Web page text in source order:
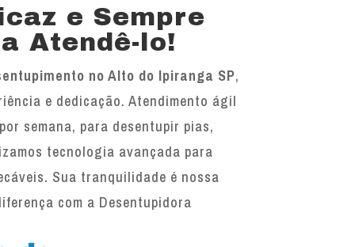
e Sempre
Atendê-lo!
no Alto do Ipiranga SP,
e dedicação. Atendimento ágil
semana, para desentupir pias,
tecnologia avançada para
Sua tranquilidade é nossa
com a Desentupidora